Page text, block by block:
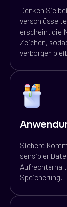
Denken Sie
erscheint die
Zeichen,
verborgen
Sichere
sensibler
Speicherung.